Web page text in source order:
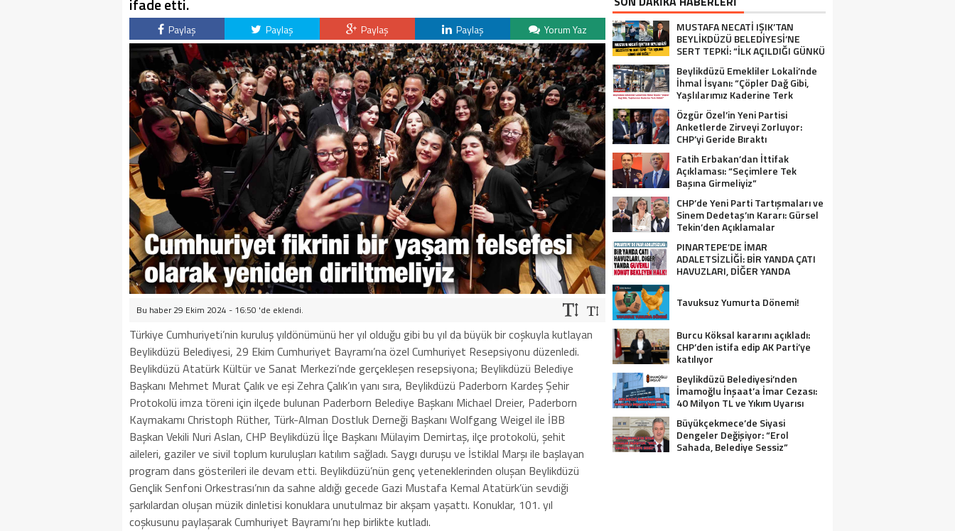
ifade etti.
Paylaş Paylaş Paylaş Paylaş Yorum Yaz
Bu haber 29 Ekim 2024 - 16:50 'de eklendi.
Türkiye Cumhuriyeti’nin kuruluş yıldönümünü her yıl olduğu gibi bu yıl da büyük bir coşkuyla kutlayan
Beylikdüzü Belediyesi, 29 Ekim Cumhuriyet Bayramı’na özel Cumhuriyet Resepsiyonu düzenledi.
Beylikdüzü Atatürk Kültür ve Sanat Merkezi’nde gerçekleşen resepsiyona; Beylikdüzü Belediye
Başkanı Mehmet Murat Çalık ve eşi Zehra Çalık’ın yanı sıra, Beylikdüzü Paderborn Kardeş Şehir
Protokolü imza töreni için ilçede bulunan Paderborn Belediye Başkanı Michael Dreier, Paderborn
Kaymakamı Christoph Rüther, Türk-Alman Dostluk Derneği Başkanı Wolfgang Weigel ile İBB
Başkan Vekili Nuri Aslan, CHP Beylikdüzü İlçe Başkanı Mülayim Demirtaş, ilçe protokolü, şehit
aileleri, gaziler ve sivil toplum kuruluşları katılım sağladı. Saygı duruşu ve İstiklal Marşı ile başlayan
program dans gösterileri ile devam etti. Beylikdüzü’nün genç yeteneklerinden oluşan Beylikdüzü
Gençlik Senfoni Orkestrası’nın da sahne aldığı gecede Gazi Mustafa Kemal Atatürk’ün sevdiği
şarkılardan oluşan müzik dinletisi konuklara unutulmaz bir akşam yaşattı. Konuklar, 101. yıl
coşkusunu paylaşarak Cumhuriyet Bayramı’nı hep birlikte kutladı.
MUSTAFA NECATİ IŞIK’TAN
BEYLİKDÜZÜ BELEDİYESİ’NE
SERT TEPKİ: “İLK AÇILDIĞI GÜNKÜ
Beylikdüzü Emekliler Lokali’nde
İhmal İsyanı: “Çöpler Dağ Gibi,
Yaşlılarımız Kaderine Terk
Edildi!”
Özgür Özel’in Yeni Partisi
Anketlerde Zirveyi Zorluyor:
CHP’yi Geride Bıraktı
Fatih Erbakan’dan İttifak
Açıklaması: “Seçimlere Tek
Başına Girmeliyiz”
CHP’de Yeni Parti Tartışmaları ve
Sinem Dedetaş’ın Kararı: Gürsel
Tekin’den Açıklamalar
PINARTEPE’DE İMAR
ADALETSİZLİĞİ: BİR YANDA ÇATI
HAVUZLARI, DİĞER YANDA
Tavuksuz Yumurta Dönemi!
Burcu Köksal kararını açıkladı:
CHP’den istifa edip AK Parti’ye
katılıyor
Beylikdüzü Belediyesi’nden
İmamoğlu İnşaat’a İmar Cezası:
40 Milyon TL ve Yıkım Uyarısı
Büyükçekmece’de Siyasi
Dengeler Değişiyor: “Erol
Sahada, Belediye Sessiz”